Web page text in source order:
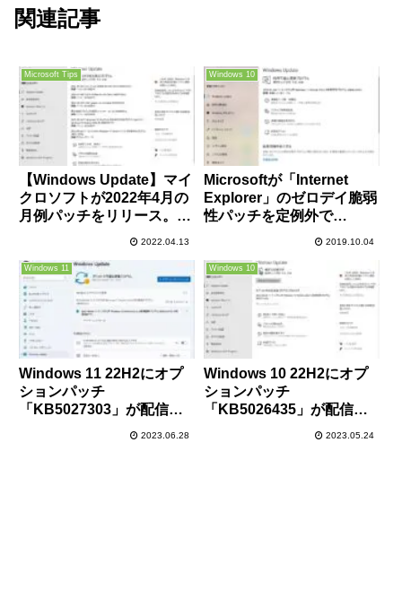
関連記事
Microsoft Tips
【Windows Update】マイ
クロソフトが2022年4月の
月例パッチをリリース。2
プデートの適用を。現時点
で大きな不具合報告は無い
が、ESETとの互換性問題
あり
2022.04.13
Windows 10
Microsoftが「Internet
Explorer」のゼロデイ脆弱
性パッチを定例外で
おきましょう！
2019.10.04
Windows 11
Windows 11 22H2にオプ
ションパッチ
「KB5027303」が配信開
2023.06.28
Windows 10
Windows 10 22H2にオプ
ションパッチ
「KB5026435」が配信開
2023.05.24